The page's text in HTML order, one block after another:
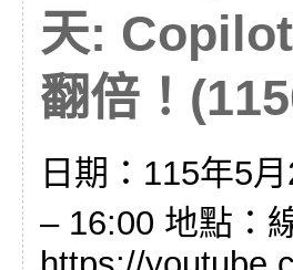
天:
翻倍！
日期：115年5
– 16:00 地點：